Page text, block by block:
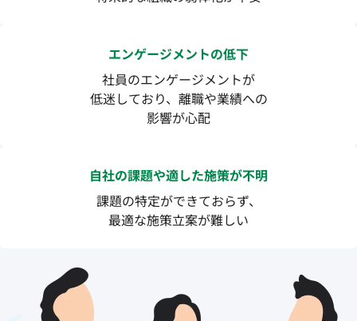
エンゲージメントの低下
社員のエンゲージメントが
低迷しており、離職や業績への
影響が心配
自社の課題や適した施策が不明
課題の特定ができておらず、
最適な施策立案が難しい